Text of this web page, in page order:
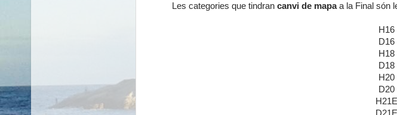
Les categories que tindran canvi de mapaa la Final són
H16
D16
H18
D18
H20
D20
H21E